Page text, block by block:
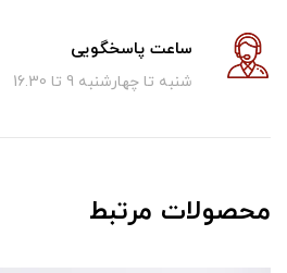
ساعت پاسخگویی
شنبه تا چهارشنبه 9 تا 16.30
محصولات مرتبط